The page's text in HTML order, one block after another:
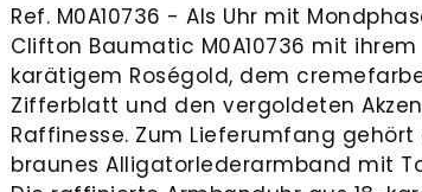
Ref. M0A10736 - Als Uhr mit
Clifton Baumatic M0A10736 mit
karätigem Roségold, dem
Zifferblatt und den vergoldeten
Raffinesse. Zum Lieferumfang
braunes Alligatorlederarmband mit